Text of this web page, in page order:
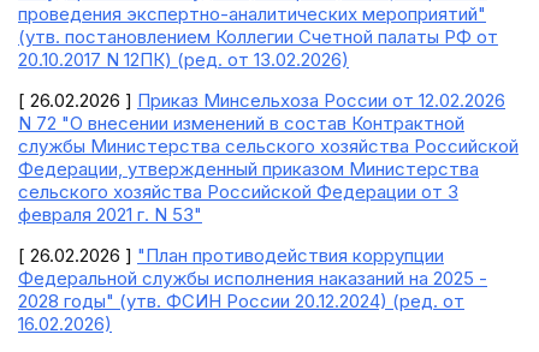
проведения экспертно-аналитических мероприятий"
(утв. постановлением Коллегии Счетной палаты РФ от
20.10.2017 N 12ПК) (ред. от 13.02.2026)
[ 26.02.2026 ] Приказ Минсельхоза России от 12.02.2026
N 72 "О внесении изменений в состав Контрактной
службы Министерства сельского хозяйства Российской
Федерации, утвержденный приказом Министерства
сельского хозяйства Российской Федерации от 3
февраля 2021 г. N 53"
[ 26.02.2026 ] "План противодействия коррупции
Федеральной службы исполнения наказаний на 2025 -
2028 годы" (утв. ФСИН России 20.12.2024) (ред. от
16.02.2026)